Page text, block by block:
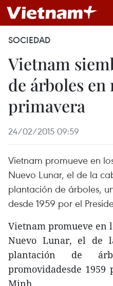
SOCIEDAD
Vietnam
de árboles en
primavera
24/02/2015 09:59
Vietnam promueve en
Nuevo Lunar, el de la
plantación de árboles,
desde 1959 por el
Vietnam promueve en
Nuevo Lunar, el de
plantación de
promovidadesde
Minh